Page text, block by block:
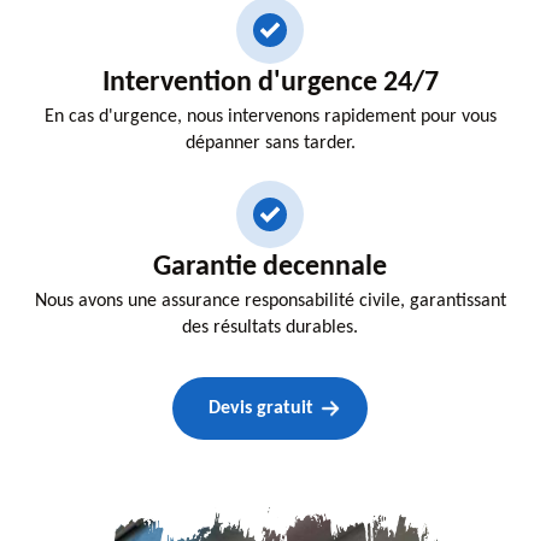
Intervention d'urgence 24/7
En cas d'urgence, nous intervenons rapidement pour vous
dépanner sans tarder.
Garantie decennale
Nous avons une assurance responsabilité civile, garantissant
des résultats durables.
Devis gratuit